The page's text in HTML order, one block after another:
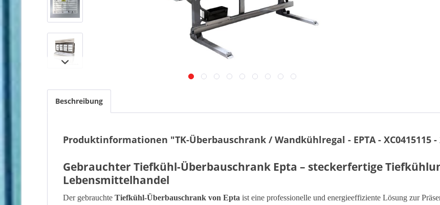
Beschreibung
Produktinformationen "TK-Überbauschrank / Wandkühlregal - EPTA - XC0415115
Gebrauchter Tiefkühl-Überbauschrank Epta – steckerfertige
Lebensmittelhandel
Der gebrauchte Tiefkühl-Überbauschrank von Epta ist eine professionelle und energieeffiziente Lösung zur